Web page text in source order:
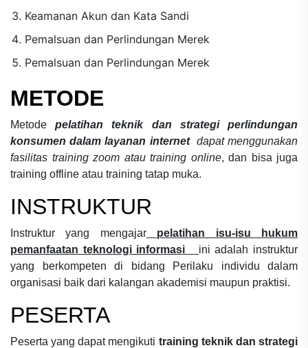
Keamanan Akun dan Kata Sandi
Pemalsuan dan Perlindungan Merek
Pemalsuan dan Perlindungan Merek
METODE
Metode
pelatihan teknik dan strategi perlindungan
konsumen dalam layanan internet
dapat menggunakan
fasilitas training zoom atau training online, dan bisa juga
training offline atau training tatap muka.
INSTRUKTUR
Instruktur yang mengajar
pelatihan isu-isu hukum
pemanfaatan teknologi informasi
ini adalah instruktur
yang berkompeten di bidang
Perilaku individu dalam
organisasi baik dari kalangan akademisi maupun praktisi.
PESERTA
Peserta yang dapat mengikuti training teknik dan strategi